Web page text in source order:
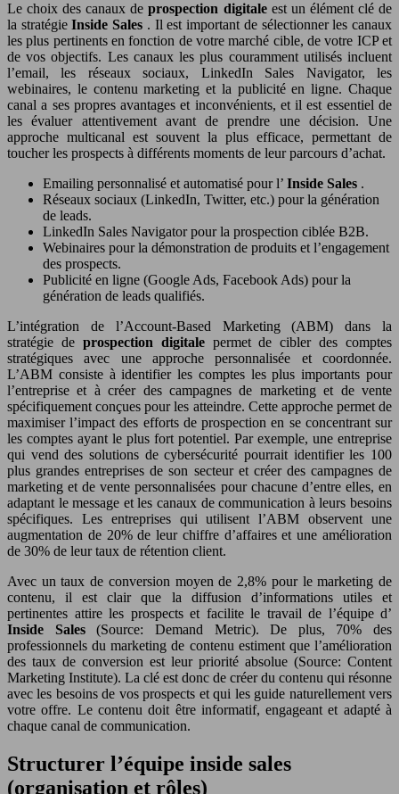
Le choix des canaux deprospection digitale est un élément clé de
la stratégieInside Sales . Il est important de sélectionner les canaux
les plus pertinents en fonction de votre marché cible, de votre ICP et
de vos objectifs. Les canaux les plus couramment utilisés incluent
l’email, les réseaux sociaux, LinkedIn Sales Navigator, les
webinaires, le contenu marketing et la publicité en ligne. Chaque
canal a ses propres avantages et inconvénients, et il est essentiel de
les évaluer attentivement avant de prendre une décision. Une
approche multicanal est souvent la plus efficace, permettant de
toucher les prospects à différents moments de leur parcours d’achat.
Emailing personnalisé et automatisé pour l’ Inside Sales .
Réseaux sociaux (LinkedIn, Twitter, etc.) pour la génération
de leads.
LinkedIn Sales Navigator pour la prospection ciblée B2B.
Webinaires pour la démonstration de produits et l’engagement
des prospects.
Publicité en ligne (Google Ads, Facebook Ads) pour la
génération de leads qualifiés.
L’intégration de l’Account-Based Marketing (ABM) dans la
stratégie de prospection digitale permet de cibler des comptes
stratégiques avec une approche personnalisée et coordonnée.
L’ABM consiste à identifier les comptes les plus importants pour
l’entreprise et à créer des campagnes de marketing et de vente
spécifiquement conçues pour les atteindre. Cette approche permet de
maximiser l’impact des efforts de prospection en se concentrant sur
les comptes ayant le plus fort potentiel. Par exemple, une entreprise
qui vend des solutions de cybersécurité pourrait identifier les 100
plus grandes entreprises de son secteur et créer des campagnes de
marketing et de vente personnalisées pour chacune d’entre elles, en
adaptant le message et les canaux de communication à leurs besoins
spécifiques. Les entreprises qui utilisent l’ABM observent une
augmentation de 20% de leur chiffre d’affaires et une amélioration
de 30% de leur taux de rétention client.
Avec un taux de conversion moyen de 2,8% pour le marketing de
contenu, il est clair que la diffusion d’informations utiles et
pertinentes attire les prospects et facilite le travail de l’équipe d’
Inside Sales(Source: Demand Metric). De plus, 70% des
professionnels du marketing de contenu estiment que l’amélioration
des taux de conversion est leur priorité absolue (Source: Content
Marketing Institute). La clé est donc de créer du contenu qui résonne
avec les besoins de vos prospects et qui les guide naturellement vers
votre offre. Le contenu doit être informatif, engageant et adapté à
chaque canal de communication.
Structurer l’équipe inside sales
(organisation et rôles)